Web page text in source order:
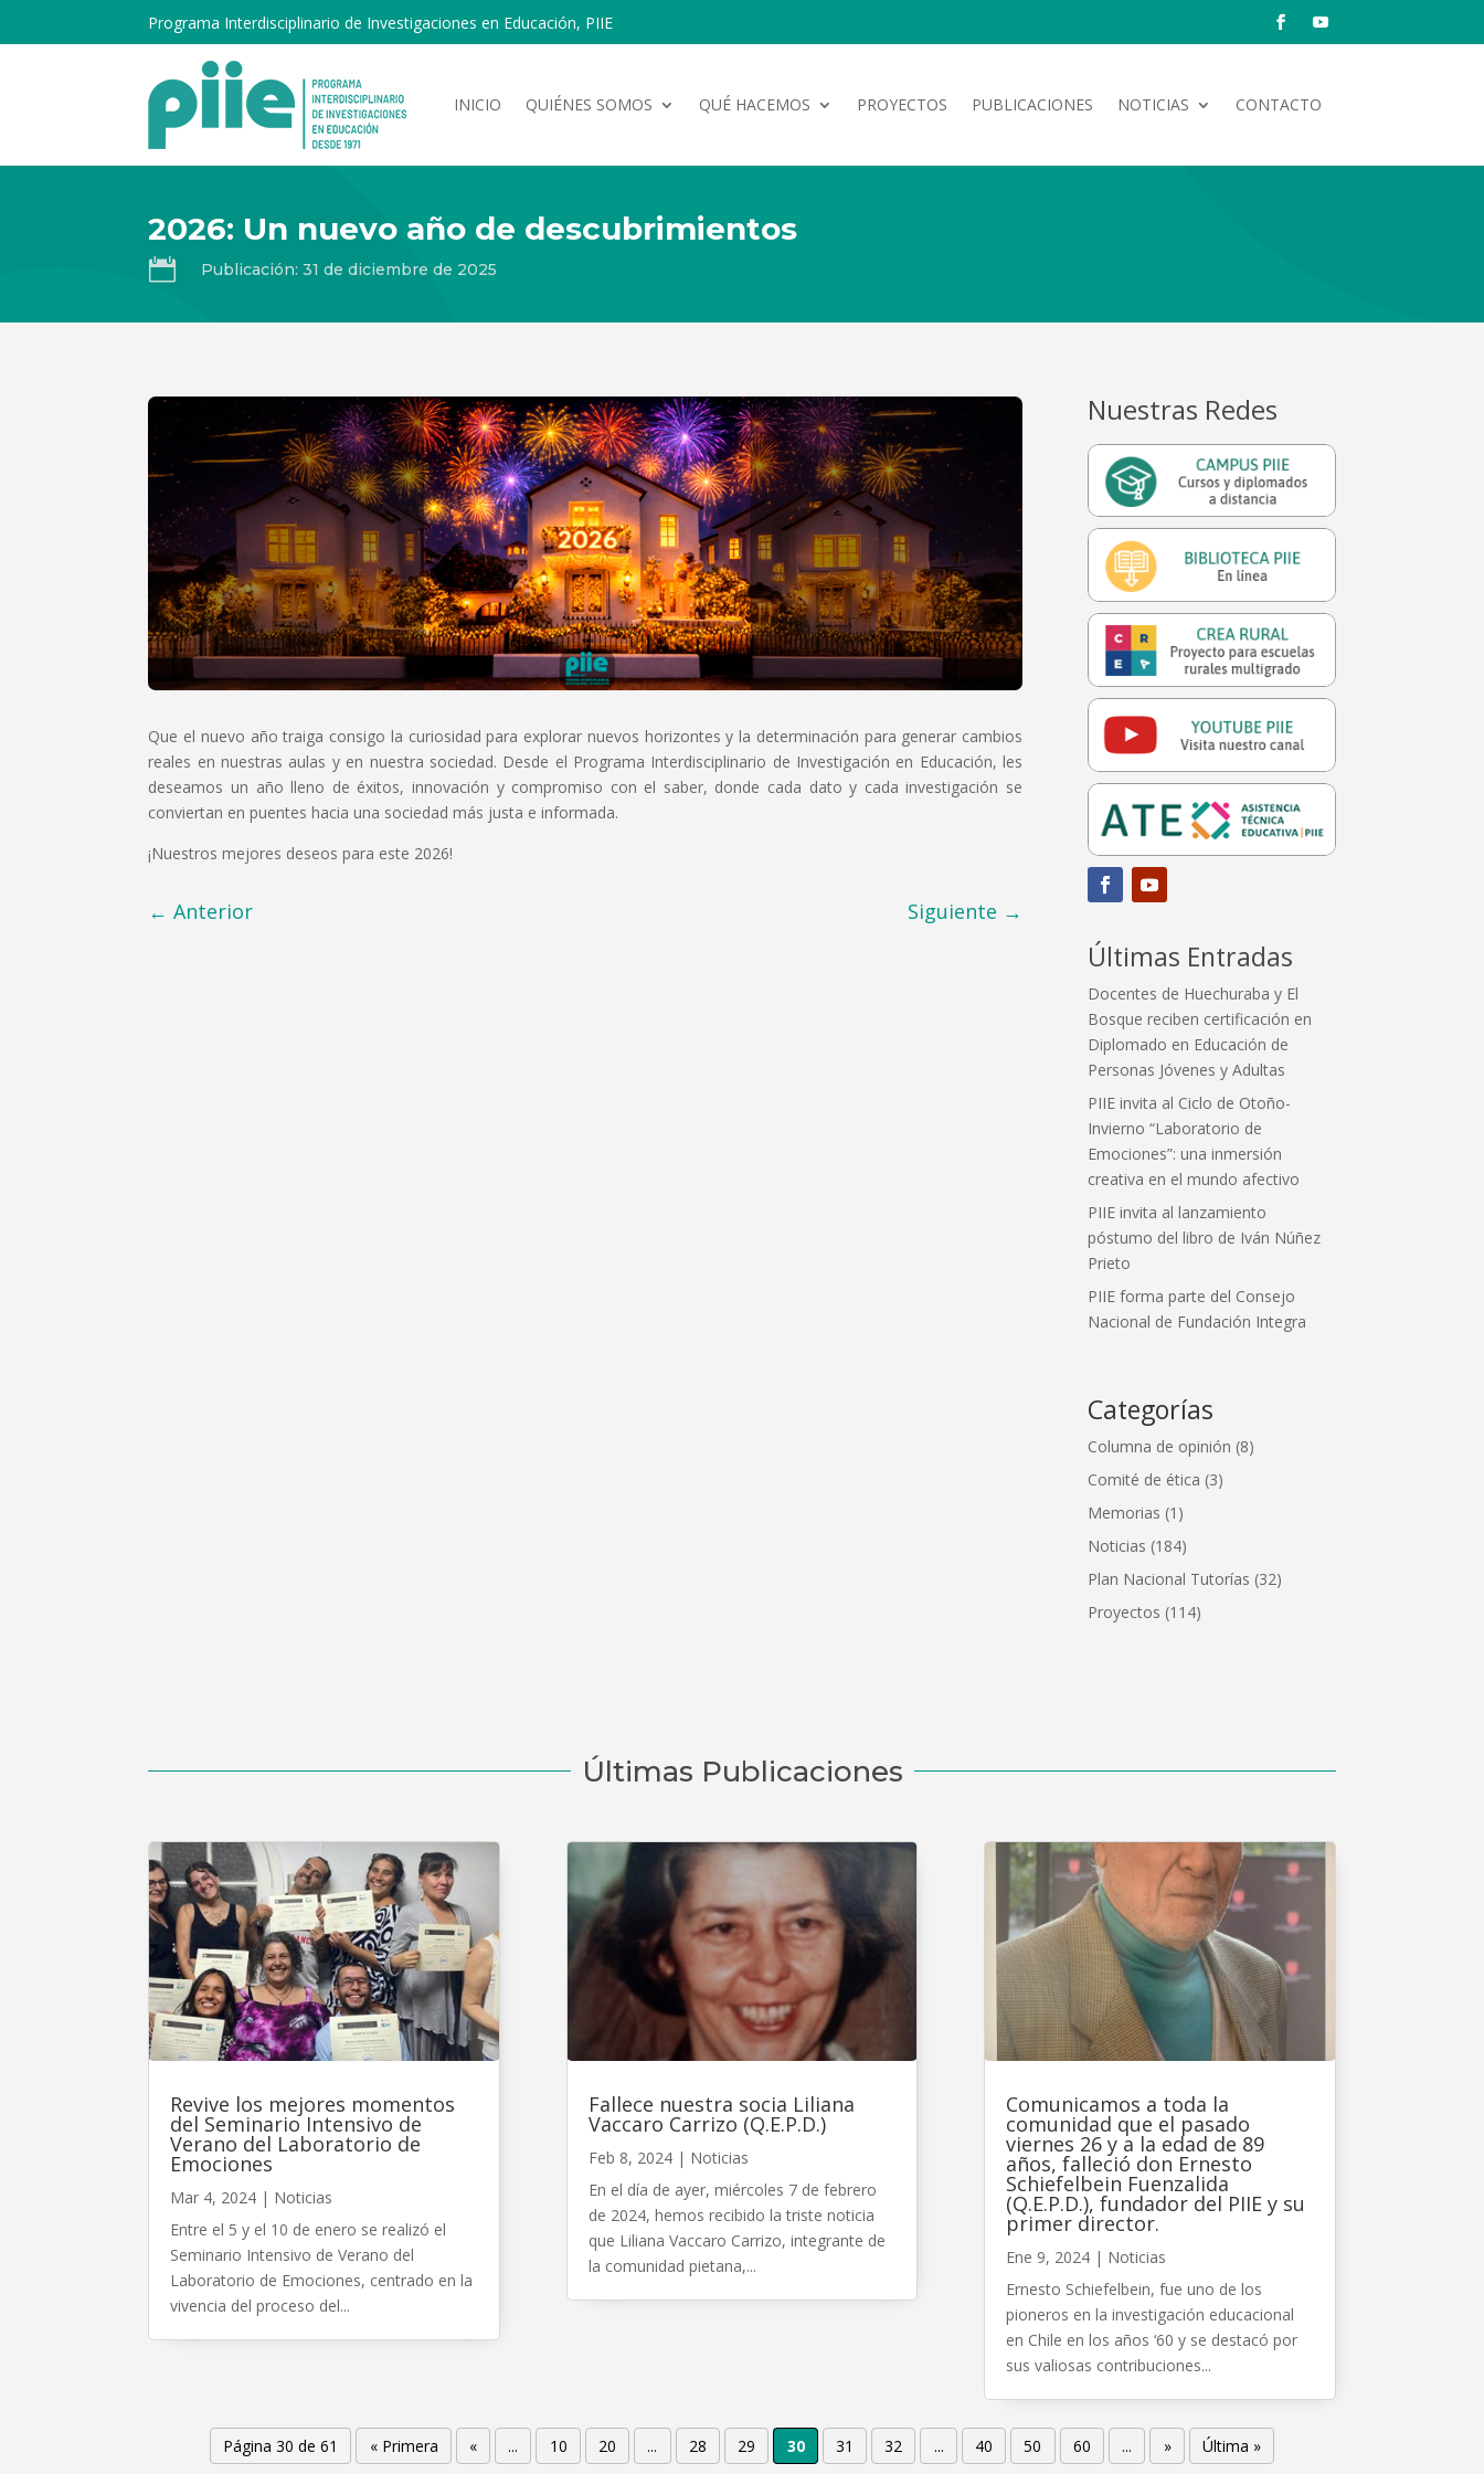
Programa Interdisciplinario de Investigaciones en Educación, PIIE
INICIO QUIÉNES SOMOS QUÉ HACEMOS PROYECTOS PUBLICACIONES NOTICIAS CONTACTO
2026: Un nuevo año de descubrimientos
 Publicación: 31 de diciembre de 2025
Que el nuevo año traiga consigo la curiosidad para explorar nuevos horizontes y la determinación para generar cambios
reales en nuestras aulas y en nuestra sociedad. Desde el Programa Interdisciplinario de Investigación en Educación, les
deseamos un año lleno de éxitos, innovación y compromiso con el saber, donde cada dato y cada investigación se
conviertan en puentes hacia una sociedad más justa e informada.
¡Nuestros mejores deseos para este 2026!
←Anterior Siguiente →
Nuestras Redes
Últimas Entradas
Docentes de Huechuraba y El
Bosque reciben certificación en
Diplomado en Educación de
Personas Jóvenes y Adultas
PIIE invita al Ciclo de Otoño-
Invierno “Laboratorio de
Emociones”: una inmersión
creativa en el mundo afectivo
PIIE invita al lanzamiento
póstumo del libro de Iván Núñez
Prieto
PIIE forma parte del Consejo
Nacional de Fundación Integra
Categorías
Columna de opinión (8)
Comité de ética (3)
Memorias (1)
Noticias (184)
Plan Nacional Tutorías (32)
Proyectos (114)
Últimas Publicaciones
Revive los mejores momentos
del Seminario Intensivo de
Verano del Laboratorio de
Emociones
Mar 4, 2024 | Noticias
Entre el 5 y el 10 de enero se realizó el
Seminario Intensivo de Verano del
Laboratorio de Emociones, centrado en la
vivencia del proceso del...
Fallece nuestra socia Liliana
Vaccaro Carrizo (Q.E.P.D.)
Feb 8, 2024| Noticias
En el día de ayer, miércoles 7 de febrero
de 2024, hemos recibido la triste noticia
que Liliana Vaccaro Carrizo, integrante de
la comunidad pietana,...
Comunicamos a toda la
comunidad que el pasado
viernes 26 y a la edad de 89
años, falleció don Ernesto
Schiefelbein Fuenzalida
(Q.E.P.D.), fundador del PIIE y su
primer director.
Ene 9, 2024| Noticias
Ernesto Schiefelbein, fue uno de los
pioneros en la investigación educacional
en Chile en los años ‘60 y se destacó por
sus valiosas contribuciones...
Página 30 de 61 « Primera « ... 10 20 ... 28 29 30 31 32 ... 40 50 60 ... » Última »